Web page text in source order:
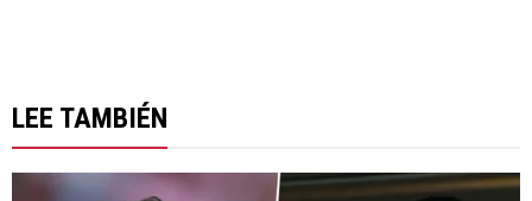
LEE TAMBIÉN